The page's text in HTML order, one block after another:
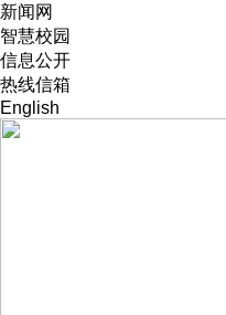
合作与发展
校友之家
基金会
校友办
新闻网
新闻网
智慧校园
信息公开
热线信箱
English